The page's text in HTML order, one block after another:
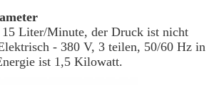
15 Liter/Minute, der Druck ist nicht
- 380 V, 3 teilen, 50/60 Hz in
ist 1,5 Kilowatt.